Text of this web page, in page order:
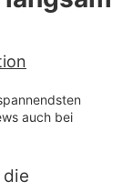
auch bei
die